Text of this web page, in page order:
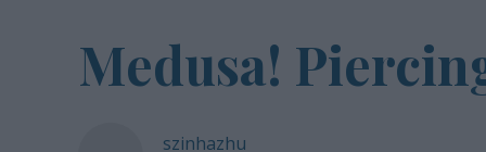
Medusa!
szinhazhu